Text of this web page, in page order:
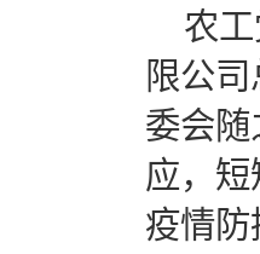
农
限公
委会
应，
疫情